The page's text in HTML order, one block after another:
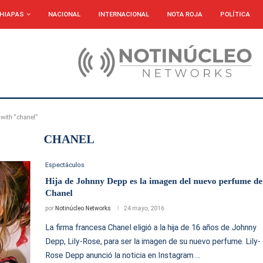
NACIONAL INTERNACIONAL NOTA ROJA POLÍTICA
"chanel"
CHANEL
Espectáculos
Hija de Johnny Depp es la imagen del nuevo perfume de
Chanel
por Notinúcleo Networks 24 mayo, 2016
La firma francesa Chanel eligió a la hija de 16 años de Johnny
Depp, Lily-Rose, para ser la imagen de su nuevo perfume. Lily-
Rose Depp anunció la noticia en Instagram …